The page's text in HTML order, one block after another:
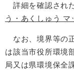
詳細を確認され
う・あくしゅう マ
なお、境界等の
は該当市役所環境
局又は県環境保全